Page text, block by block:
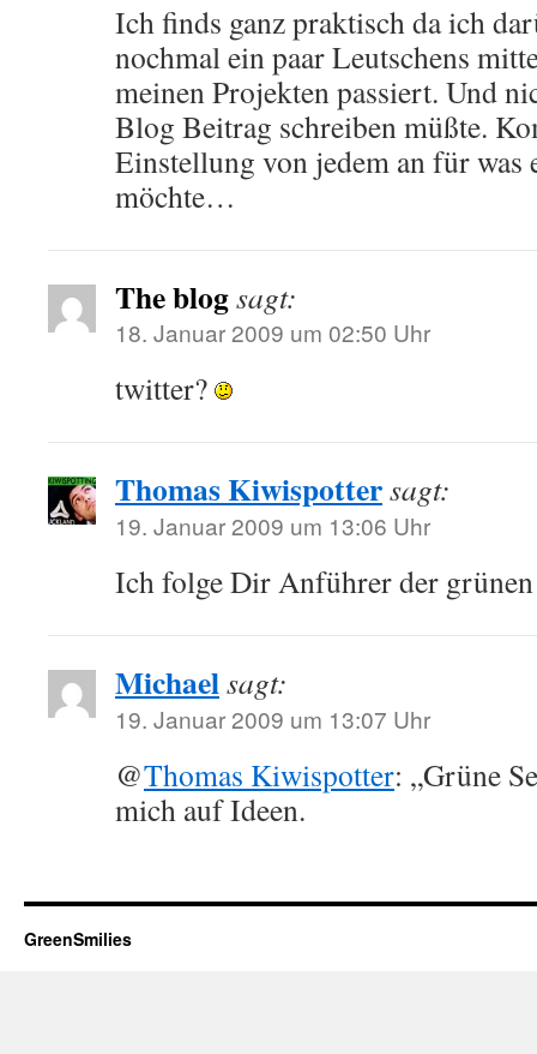
Ich finds ganz praktisch da ich
nochmal ein paar Leutschens
meinen Projekten passiert. Und
Blog Beitrag schreiben müßte.
Einstellung von jedem an für was
möchte…
The blogsagt:
18. Januar 2009 um 02:50 Uhr
twitter?
Thomas Kiwispottersagt:
19. Januar 2009 um 13:06 Uhr
Ich folge Dir Anführer der
Michaelsagt:
19. Januar 2009 um 13:07 Uhr
@Thomas Kiwispotter: „Grüne
mich auf Ideen.
GreenSmilies